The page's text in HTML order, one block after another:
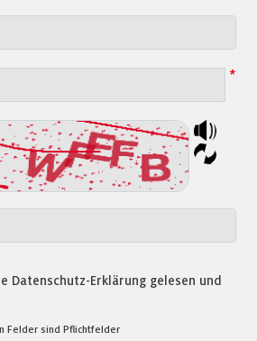
*
Datenschutz-Erklärung gelesen und
Felder sind Pflichtfelder